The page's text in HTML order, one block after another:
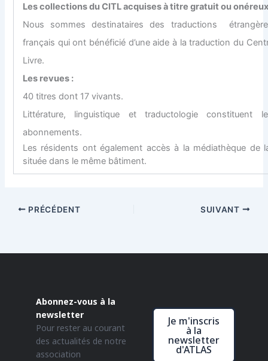
Les collections du CITL acquises à titre gratuit ou
Nous sommes destinataires des traductions
français qui ont bénéficié d’une aide à la traduction du
Livre.
Les revues :
40 titres dont 17 vivants.
Littérature, linguistique et traductologie constituent
abonnements.
Les résidents ont également accès à la médiathèque de
située dans le même bâtiment.
PRÉCÉDENT SUIVANT
Abonnez-vous à la
newsletter
Pour rester au courant
des actualités de notre
association
Je m'inscris
à la
newsletter
d'ATLAS